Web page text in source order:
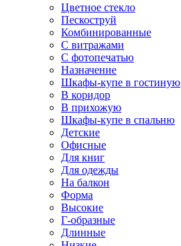
Цветное стекло
Пескоструй
Комбинированные
С витражами
С фотопечатью
Назначение
Шкафы-купе в гостиную
В коридор
В прихожую
Шкафы-купе в спальню
Детские
Офисные
Для книг
Для одежды
На балкон
Форма
Высокие
Г-образные
Длинные